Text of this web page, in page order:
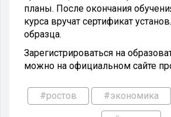
планы. После окончания
курса вручат сертификат
образца.
Зарегистрироваться на
можно на официальном сайте
#ростов #экономика